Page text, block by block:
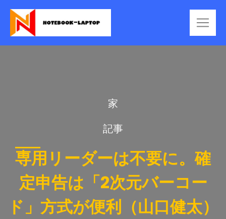
家
記事
専用リーダーは不要に。確
定申告は「2次元バーコー
ド」方式が便利（山口健太）